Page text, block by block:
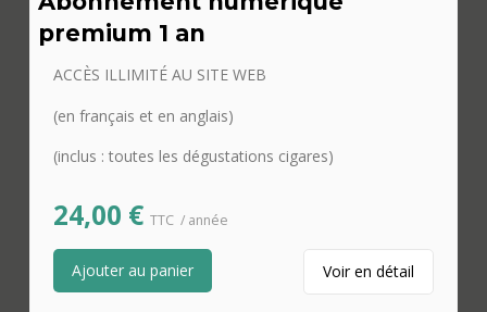
premium 1 an
ACCÈS ILLIMITÉ AU SITE WEB
(en français et en anglais)
(inclus : toutes les dégustations cigares)
24,00 € TTC / année
Ajouter au panier Voir en détail